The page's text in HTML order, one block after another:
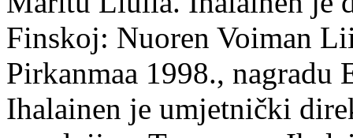
Finskoj: Nuoren Voiman
Pirkanmaa 1998.,
Ihalainen je umjetnički